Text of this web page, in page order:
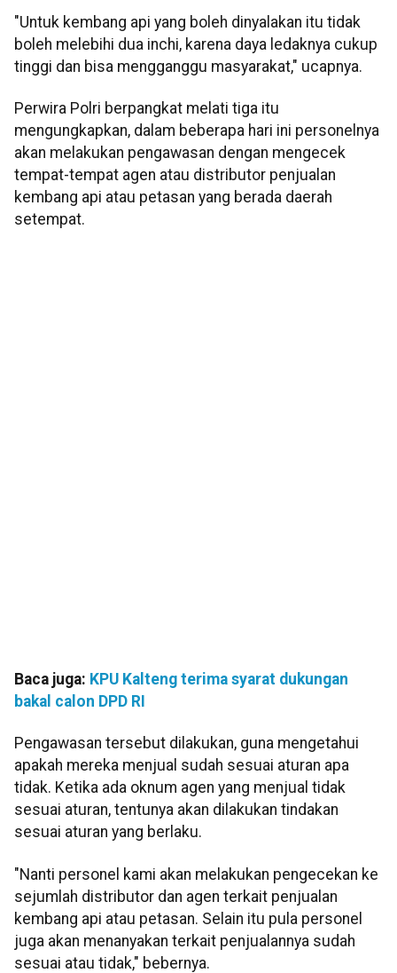
"Untuk kembang api yang boleh dinyalakan itu tidak
boleh melebihi dua inchi, karena daya ledaknya cukup
tinggi dan bisa mengganggu masyarakat," ucapnya.
Perwira Polri berpangkat melati tiga itu
mengungkapkan, dalam beberapa hari ini personelnya
akan melakukan pengawasan dengan mengecek
tempat-tempat agen atau distributor penjualan
kembang api atau petasan yang berada daerah
setempat.
Baca juga: KPU Kalteng terima syarat dukungan
bakal calon DPD RI
Pengawasan tersebut dilakukan, guna mengetahui
apakah mereka menjual sudah sesuai aturan apa
tidak. Ketika ada oknum agen yang menjual tidak
sesuai aturan, tentunya akan dilakukan tindakan
sesuai aturan yang berlaku.
"Nanti personel kami akan melakukan pengecekan ke
sejumlah distributor dan agen terkait penjualan
kembang api atau petasan. Selain itu pula personel
juga akan menanyakan terkait penjualannya sudah
sesuai atau tidak," bebernya.